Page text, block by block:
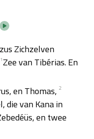
Zichzelven
1Zee van Tibérias. En
en Thomas, 2
die van Kana in
en twee